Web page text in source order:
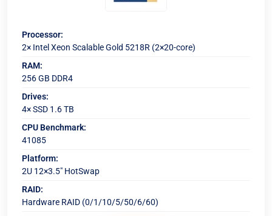
Processor:
2× Intel Xeon Scalable Gold 5218R (2×20-core)
RAM:
256 GB DDR4
Drives:
4× SSD 1.6 TB
CPU Benchmark:
41085
Platform:
2U 12×3.5" HotSwap
RAID:
Hardware RAID (0/1/10/5/50/6/60)